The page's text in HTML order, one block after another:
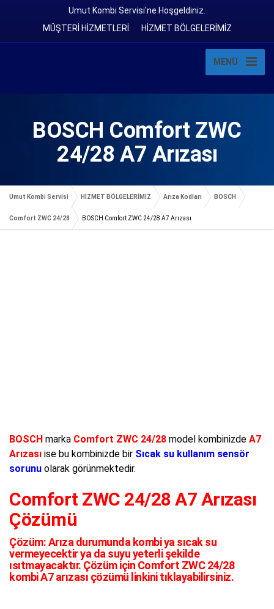
Umut Kombi Servisi'ne Hoşgeldiniz.
MÜŞTERİ HİZMETLERİ
HİZMET BÖLGELERİMİZ
MENÜ
BOSCH Comfort ZWC
24/28 A7 Arızası
Umut Kombi Servisi HİZMET BÖLGELERİMİZ Arıza Kodları BOSCH
Comfort ZWC 24/28 BOSCH Comfort ZWC 24/28 A7 Arızası
BOSCH marka Comfort ZWC 24/28 model kombinizde A7
Arızası ise bu kombinizde bir Sıcak su kullanım sensör
sorunu olarak görünmektedir.
Comfort ZWC 24/28 A7 Arızası
Çözümü
Çözüm:Arıza durumunda kombi ya sıcak su
vermeyecektir ya da suyu yeterli şekilde
ısıtmayacaktır. Çözüm için Comfort ZWC 24/28
kombi A7 arızası çözümü linkini tıklayabilirsiniz.